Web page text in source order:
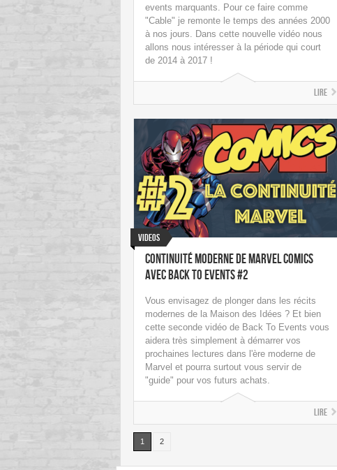
events marquants. Pour ce faire comme
"Cable" je remonte le temps des années 2000
à nos jours. Dans cette nouvelle vidéo nous
allons nous intéresser à la période qui court
de 2014 à 2017 !
Lire
Videos
Continuité Moderne de Marvel Comics
avec Back To Events #2
Vous envisagez de plonger dans les récits
modernes de la Maison des Idées ? Et bien
cette seconde vidéo de Back To Events vous
aidera très simplement à démarrer vos
prochaines lectures dans l'ère moderne de
Marvel et pourra surtout vous servir de
"guide" pour vos futurs achats.
Lire
1 2